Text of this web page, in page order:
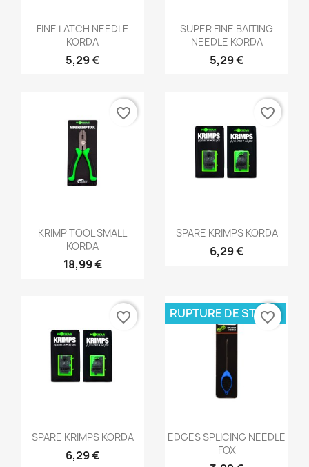
Aperçu rapide
FINE LATCH NEEDLE
KORDA
5,29 €
Aperçu rapide
SUPER FINE BAITING
NEEDLE KORDA
5,29 €
Aperçu rapide
KRIMP TOOL SMALL
KORDA
18,99 €
favorite_border
Aperçu rapide
SPARE KRIMPS KORDA
6,29 €
favorite_border
Aperçu rapide
SPARE KRIMPS KORDA
6,29 €
favorite_border
Aperçu rapide
EDGES SPLICING NEEDLE
FOX
RUPTURE DE STOCK
favorite_border